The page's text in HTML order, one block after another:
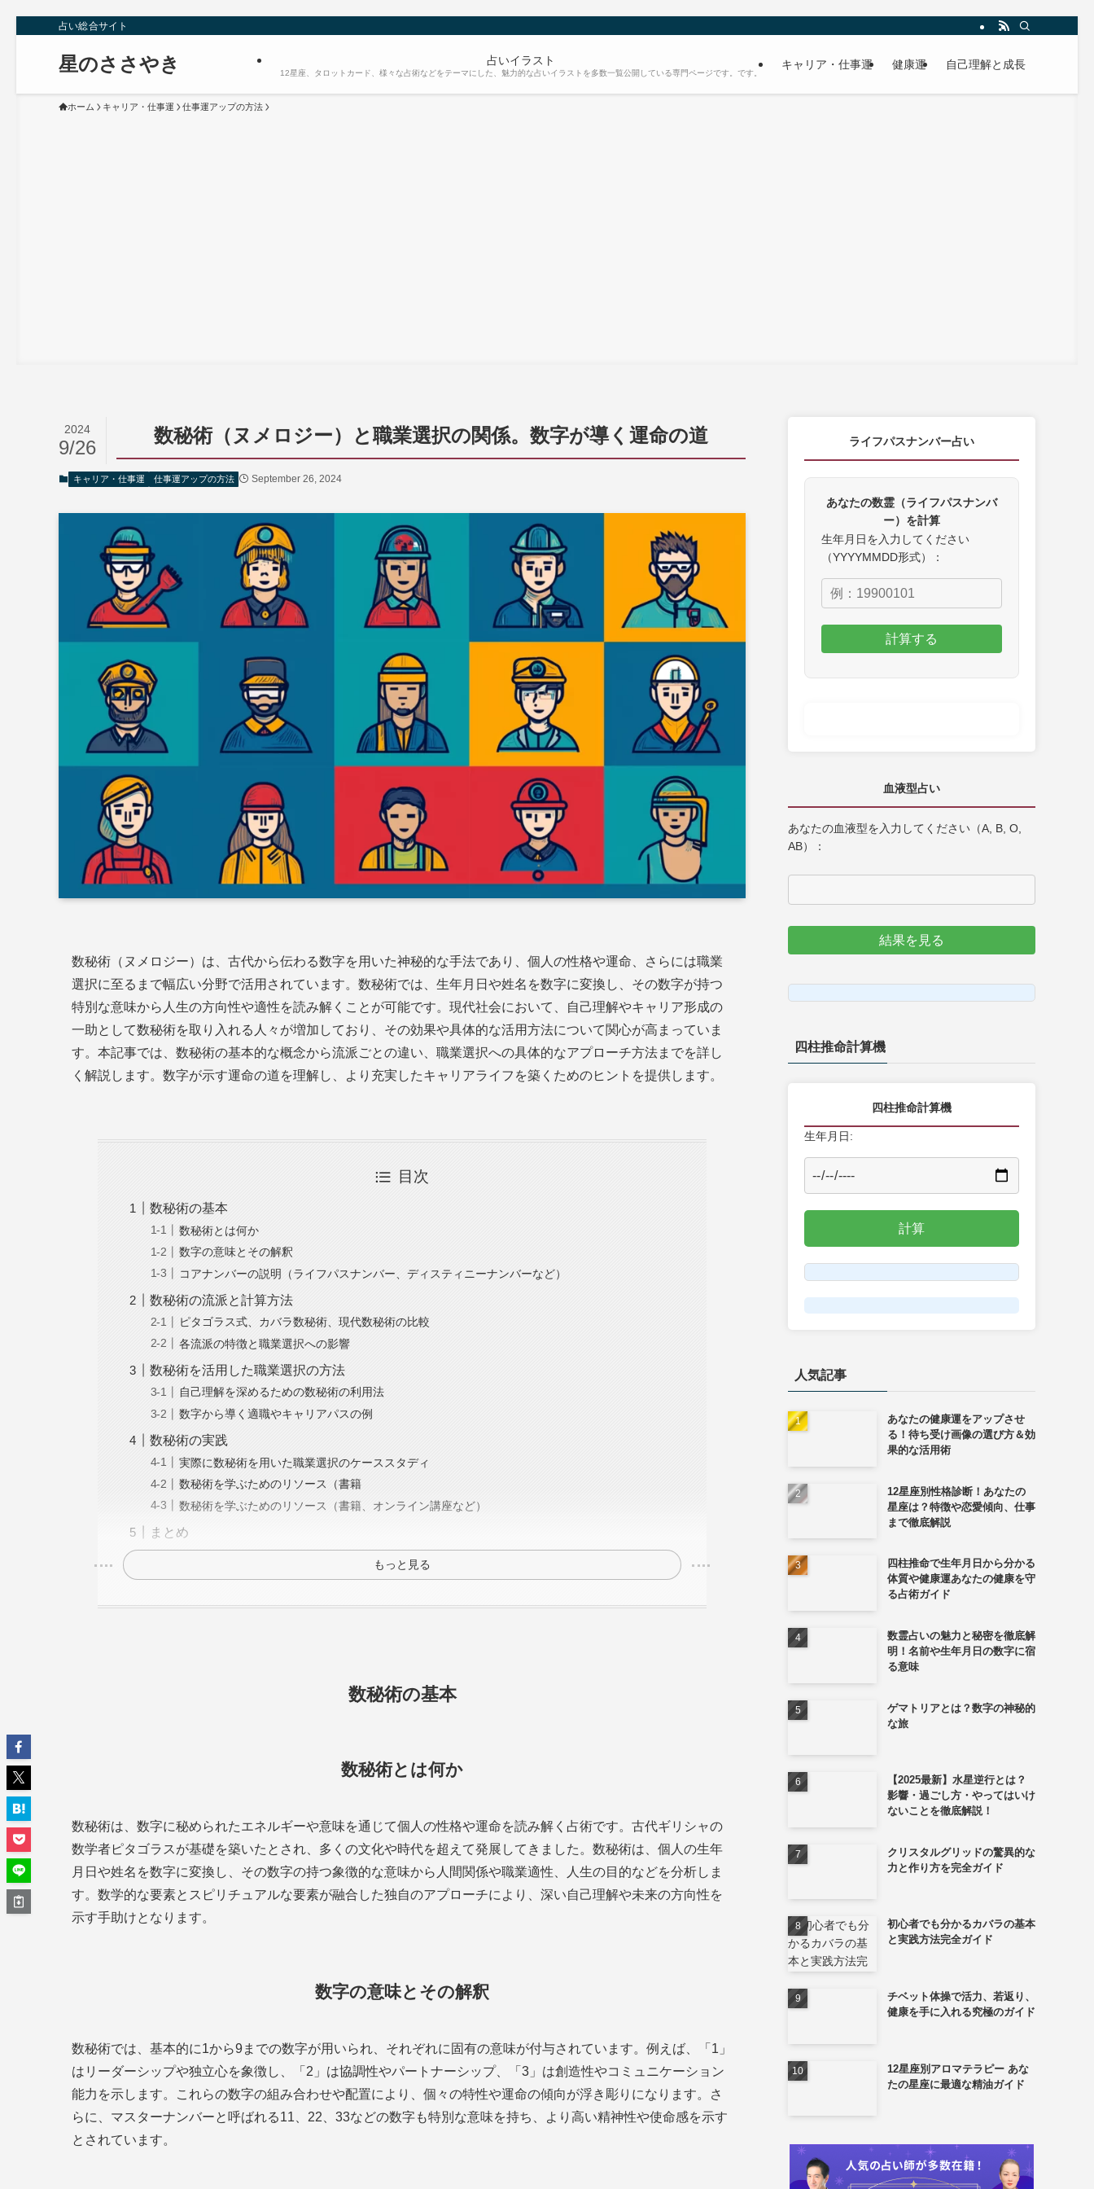
占い総合サイト
星のささやき 占いイラスト
12星座、タロットカード、様々な占術などをテーマにした、魅力的な占いイラストを多数一覧公開している専門ページです。です。
キャリア・仕事運 健康運 自己理解と成長
ホーム キャリア・仕事運 仕事運アップの方法
数秘術（ヌメロジー）と職業選択の関係。数字が導く運命の道
2024
9/26
キャリア・仕事運 仕事運アップの方法 September 26, 2024
数秘術（ヌメロジー）は、古代から伝わる数字を用いた神秘的な手法であり、個人の性格や運命、さらには職業
選択に至るまで幅広い分野で活用されています。数秘術では、生年月日や姓名を数字に変換し、その数字が持つ
特別な意味から人生の方向性や適性を読み解くことが可能です。現代社会において、自己理解やキャリア形成の
一助として数秘術を取り入れる人々が増加しており、その効果や具体的な活用方法について関心が高まっていま
す。本記事では、数秘術の基本的な概念から流派ごとの違い、職業選択への具体的なアプローチ方法までを詳し
く解説します。数字が示す運命の道を理解し、より充実したキャリアライフを築くためのヒントを提供します。
目次
数秘術の基本
数秘術とは何か
数字の意味とその解釈
コアナンバーの説明（ライフパスナンバー、ディスティニーナンバーなど）
数秘術の流派と計算方法
ピタゴラス式、カバラ数秘術、現代数秘術の比較
各流派の特徴と職業選択への影響
数秘術を活用した職業選択の方法
自己理解を深めるための数秘術の利用法
数字から導く適職やキャリアパスの例
数秘術の実践
実際に数秘術を用いた職業選択のケーススタディ
数秘術を学ぶためのリソース（書籍
数秘術を学ぶためのリソース（書籍、オンライン講座など）
まとめ
もっと見る
数秘術の基本
数秘術とは何か
数秘術は、数字に秘められたエネルギーや意味を通じて個人の性格や運命を読み解く占術です。古代ギリシャの
数学者ピタゴラスが基礎を築いたとされ、多くの文化や時代を超えて発展してきました。数秘術は、個人の生年
月日や姓名を数字に変換し、その数字の持つ象徴的な意味から人間関係や職業適性、人生の目的などを分析しま
す。数学的な要素とスピリチュアルな要素が融合した独自のアプローチにより、深い自己理解や未来の方向性を
示す手助けとなります。
数字の意味とその解釈
数秘術では、基本的に1から9までの数字が用いられ、それぞれに固有の意味が付与されています。例えば、「1」
はリーダーシップや独立心を象徴し、「2」は協調性やパートナーシップ、「3」は創造性やコミュニケーション
能力を示します。これらの数字の組み合わせや配置により、個々の特性や運命の傾向が浮き彫りになります。さ
らに、マスターナンバーと呼ばれる11、22、33などの数字も特別な意味を持ち、より高い精神性や使命感を示す
とされています。
ライフパスナンバー占い
あなたの数霊（ライフパスナンバ
ー）を計算
生年月日を入力してください
（YYYYMMDD形式）：
計算する
血液型占い
あなたの血液型を入力してください（A, B, O,
AB）：
結果を見る
四柱推命計算機
四柱推命計算機
生年月日:
人気記事
あなたの健康運をアップさせ
る！待ち受け画像の選び方＆効
果的な活用術
12星座別性格診断！あなたの
星座は？特徴や恋愛傾向、仕事
まで徹底解説
四柱推命で生年月日から分かる
体質や健康運あなたの健康を守
る占術ガイド
数霊占いの魅力と秘密を徹底解
明！名前や生年月日の数字に宿
る意味
ゲマトリアとは？数字の神秘的
な旅
【2025最新】水星逆行とは？
影響・過ごし方・やってはいけ
ないことを徹底解説！
クリスタルグリッドの驚異的な
力と作り方を完全ガイド
初心者でも分かるカバラの基本
と実践方法完全ガイド
チベット体操で活力、若返り、
健康を手に入れる究極のガイド
12星座別アロマテラピー あな
たの星座に最適な精油ガイド